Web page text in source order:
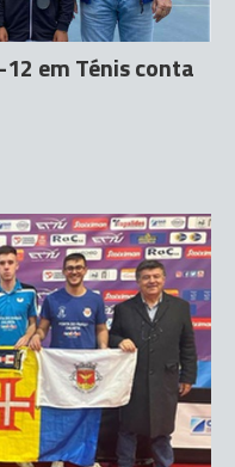
em Ténis conta